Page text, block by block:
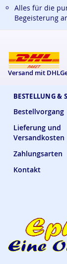
BESTELLUNG &
Bestellvorgang
Lieferung und
Versandkosten
Zahlungsarten
Kontakt
Alles für die
Begeisterung
Versand mit DHL